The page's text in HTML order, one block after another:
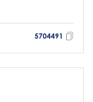
5704491